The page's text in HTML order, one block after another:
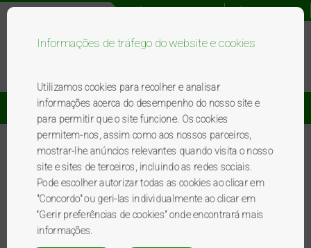
Informações de tráfego do website e cookies
Utilizamos cookies para recolher e analisar
informações acerca do desempenho do nosso site e
para permitir que o site funcione. Os cookies
permitem-nos, assim como aos nossos parceiros,
mostrar-lhe anúncios relevantes quando visita o nosso
site e sites de terceiros, incluindo as redes sociais.
Pode escolher autorizar todas as cookies ao clicar em
"Concordo" ou geri-las individualmente ao clicar em
“Gerir preferências de cookies” onde encontrará mais
informações.
Acesso utilizador
Catálogo De Brindes
2,50 € de doação Cruz Vermelha
Pode fazer o donativo num dos nossos postos de abastecimento bp, na App BP, no site
bpp.com.pt ou na linha de apoio ao cliente. No caso de trocar os seus pontos nos
postos de abastecimento bp, sairá um talão a agradecer a doação, se trocar através de